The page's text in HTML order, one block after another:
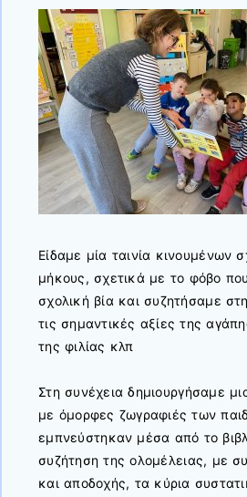
Είδαμε μία ταινία κινουμένων
μήκους, σχετικά με το φόβο
σχολική βία και συζητήσαμε
τις σημαντικές αξίες της
της φιλίας κλπ
Στη συνέχεια δημιουργήσαμε
με όμορφες ζωγραφιές των
εμπνεύστηκαν μέσα από το
συζήτηση της ολομέλειας, με
και αποδοχής, τα κύρια